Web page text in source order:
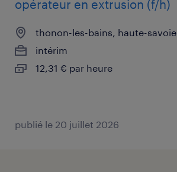
opérateur en extrusion (f/h)
thonon-les-bains, haute-savoie
intérim
12,31 € par heure
publié le 20 juillet 2026